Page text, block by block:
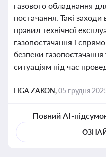
газового обладнання
постачання. Такі
правил технічної
газопостачання і
безпеки
ситуаціям під час
LIGA ZAKON,05 грудня
Повний AI-